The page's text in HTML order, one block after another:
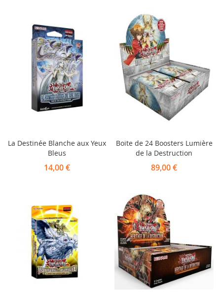
La Destinée Blanche aux Yeux
Bleus
14,00 €
Boite de 24 Boosters Lumière
de la Destruction
89,00 €